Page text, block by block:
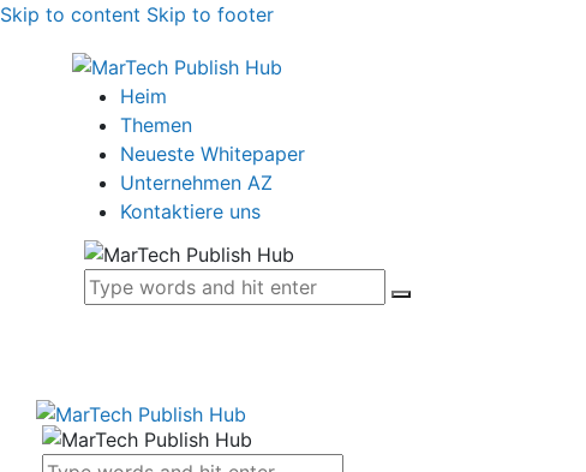
Skip to content Skip to footer
Heim
Themen
Neueste Whitepaper
Unternehmen AZ
Kontaktiere uns